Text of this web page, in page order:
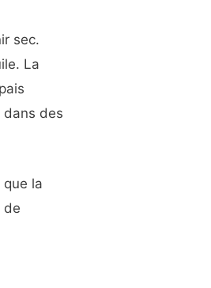
sec.
La
des
que la
de